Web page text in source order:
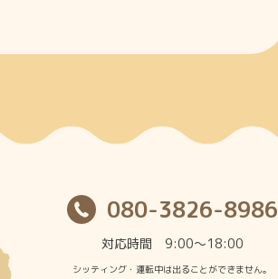
080-3826-8986
対応時間 9:00〜18:00
シッティング・運転中は出ることができません。